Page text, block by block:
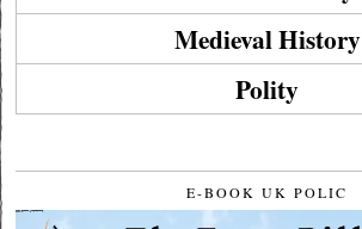
Medieval History
Polity
E-BOOK UK POLIC